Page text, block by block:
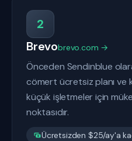
2
Brevobrevo.com →
Önceden Sendinblue
cömert ücretsiz planı ve
küçük işletmeler için
noktasıdır.
Ücretsizden $25/ay'a